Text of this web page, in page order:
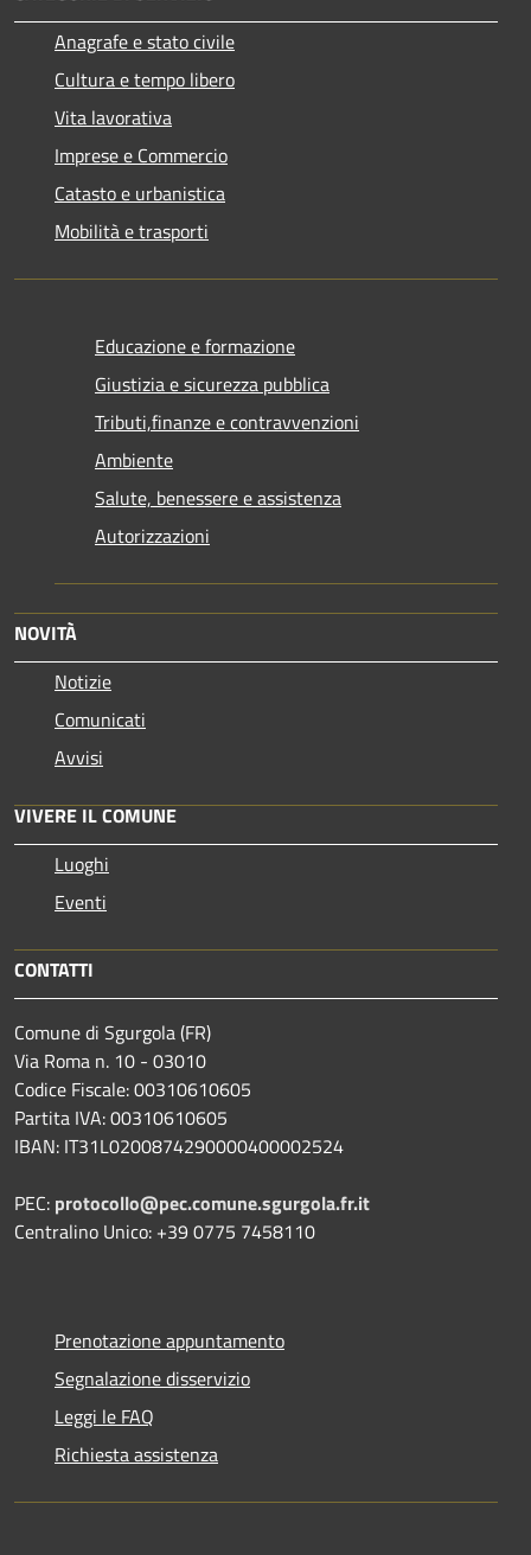
Anagrafe e stato civile
Cultura e tempo libero
Vita lavorativa
Imprese e Commercio
Catasto e urbanistica
Mobilità e trasporti
Educazione e formazione
Giustizia e sicurezza pubblica
Tributi,finanze e contravvenzioni
Ambiente
Salute, benessere e assistenza
Autorizzazioni
NOVITÀ
Notizie
Comunicati
Avvisi
VIVERE IL COMUNE
Luoghi
Eventi
CONTATTI
Comune di Sgurgola (FR)
Via Roma n. 10 - 03010
Codice Fiscale: 00310610605
Partita IVA: 00310610605
IBAN: IT31L0200874290000400002524
PEC: protocollo@pec.comune.sgurgola.fr.it
Centralino Unico: +39 0775 7458110
Prenotazione appuntamento
Segnalazione disservizio
Leggi le FAQ
Richiesta assistenza